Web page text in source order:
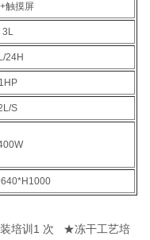
触摸屏
3L
24H
1HP
S
培训1 次 ★冻干工艺培